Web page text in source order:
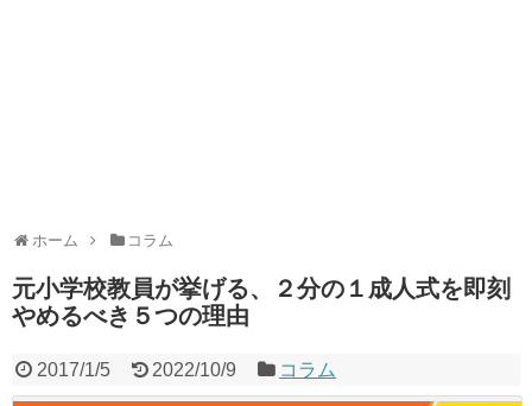
ホーム コラム
元小学校教員が挙げる、２分の１成人式を即刻
やめるべき５つの理由
2017/1/5 2022/10/9 コラム